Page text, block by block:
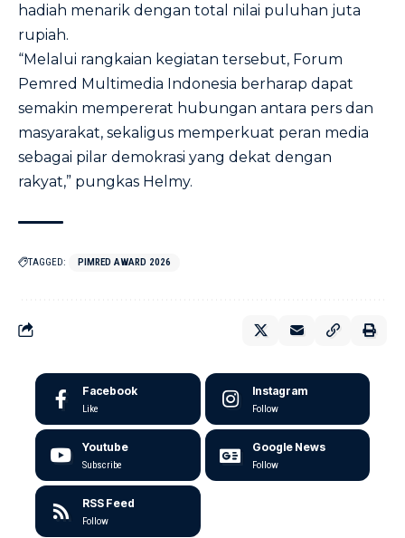
hadiah menarik dengan total nilai puluhan juta
rupiah.
“Melalui rangkaian kegiatan tersebut, Forum
Pemred Multimedia Indonesia berharap dapat
semakin mempererat hubungan antara pers dan
masyarakat, sekaligus memperkuat peran media
sebagai pilar demokrasi yang dekat dengan
rakyat,” pungkas Helmy.
TAGGED: PIMRED AWARD 2026
Facebook
Like
Instagram
Follow
Youtube
Subscribe
Google News
Follow
RSS Feed
Follow